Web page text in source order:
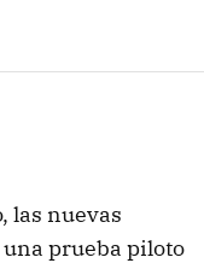
las nuevas
prueba piloto